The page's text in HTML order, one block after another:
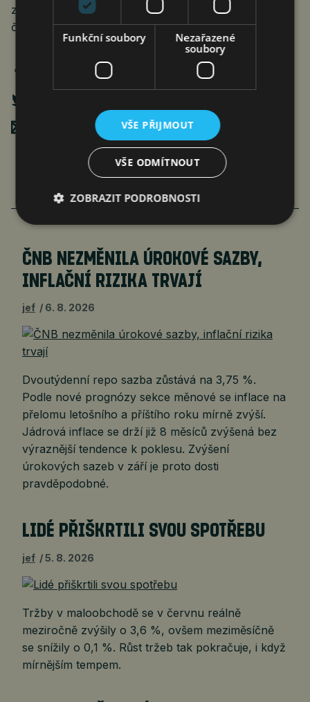
základě obrovského množství dat se podobně jako
člověk učí, jak odpovídat na podněty uživatelů.
Poslat mailem
ČNB NEZMĚNILA ÚROKOVÉ SAZBY,
INFLAČNÍ RIZIKA TRVAJÍ
jef 6. 8. 2026
Dvoutýdenní repo sazba zůstává na 3,75 %.
Podle nové prognózy sekce měnové se inflace na
přelomu letošního a příštího roku mírně zvýší.
Jádrová inflace se drží již 8 měsíců zvýšená bez
výraznější tendence k poklesu. Zvýšení
úrokových sazeb v září je proto dosti
pravděpodobné.
LIDÉ PŘIŠKRTILI SVOU SPOTŘEBU
jef 5. 8. 2026
Tržby v maloobchodě se v červnu reálně
meziročně zvýšily o 3,6 %, ovšem meziměsíčně
se snížily o 0,1 %. Růst tržeb tak pokračuje, i když
mírnějším tempem.
Funkční soubory
Nezařazené
soubory
VŠE PŘIJMOUT
VŠE ODMÍTNOUT
ZOBRAZIT PODROBNOSTI